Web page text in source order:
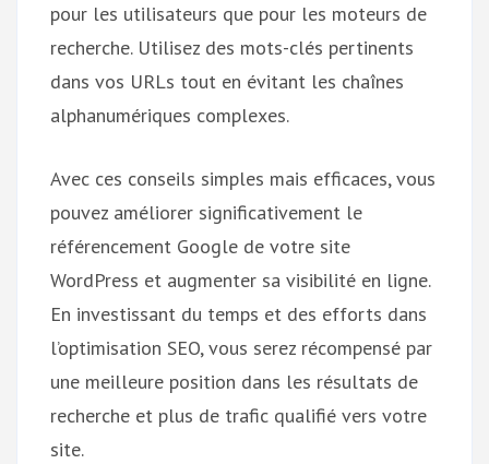
pour les utilisateurs que pour les moteurs de
recherche. Utilisez des mots-clés pertinents
dans vos URLs tout en évitant les chaînes
alphanumériques complexes.
Avec ces conseils simples mais efficaces, vous
pouvez améliorer significativement le
référencement Google de votre site
WordPress et augmenter sa visibilité en ligne.
En investissant du temps et des efforts dans
l’optimisation SEO, vous serez récompensé par
une meilleure position dans les résultats de
recherche et plus de trafic qualifié vers votre
site.